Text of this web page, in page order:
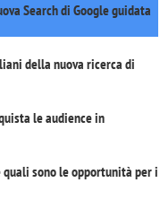
Search di Google guidata
della nuova ricerca di
le audience in
quali sono le opportunità per i